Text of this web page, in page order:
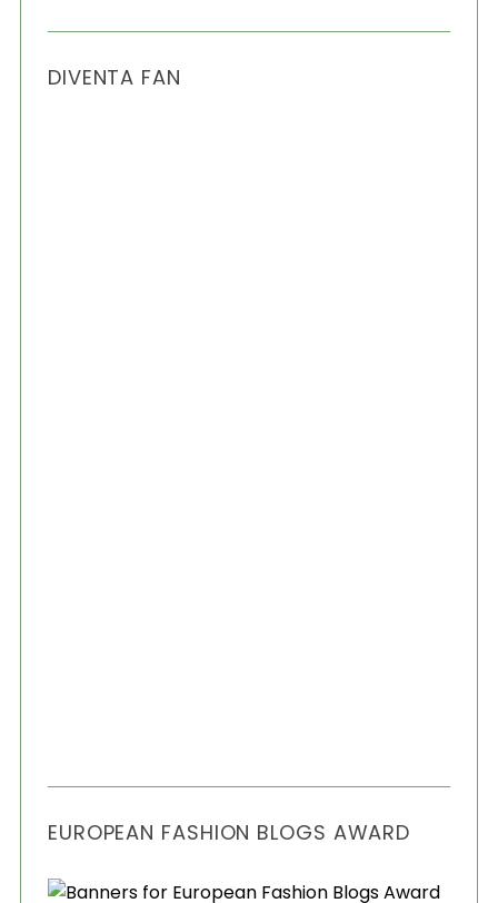
DIVENTA FAN
EUROPEAN FASHION BLOGS AWARD